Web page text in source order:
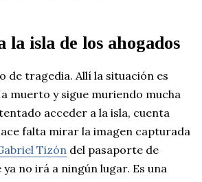
la isla de los ahogados
de tragedia. Allí la situación es
muerto y sigue muriendo mucha
acceder a la isla, cuenta
falta mirar la imagen capturada
Tizón del pasaporte de
no irá a ningún lugar. Es una